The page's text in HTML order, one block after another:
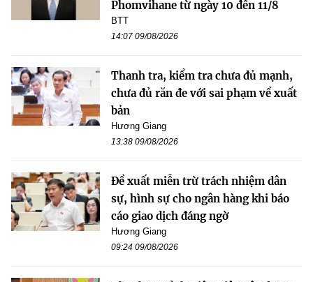
Phomvihane từ ngày 10 đến 11/8
BTT
14:07 09/08/2026
Thanh tra, kiểm tra chưa đủ mạnh,
chưa đủ răn đe với sai phạm về xuất
bản
Hương Giang
13:38 09/08/2026
Đề xuất miễn trừ trách nhiệm dân
sự, hình sự cho ngân hàng khi báo
cáo giao dịch đáng ngờ
Hương Giang
09:24 09/08/2026